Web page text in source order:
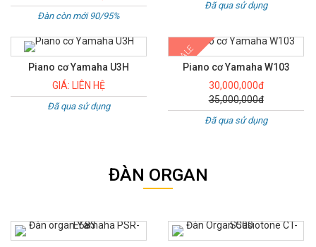
Đàn còn mới 90/95%
Đã qua sử dụng
Piano cơ Yamaha U3H
GIÁ: LIÊN HỆ
Đã qua sử dụng
SALE
Piano cơ Yamaha W103
30,000,000đ
35,000,000đ
Đã qua sử dụng
ĐÀN ORGAN